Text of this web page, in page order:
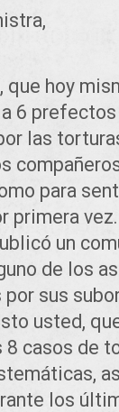
que hoy
6
las
para
primera
un
de los
sus
usted,
casos de
los